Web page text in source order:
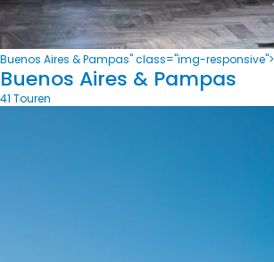
Buenos Aires & Pampas" class="img-responsive">
Buenos Aires & Pampas
41 Touren